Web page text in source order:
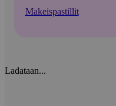
Makeispastillit
Ladataan...